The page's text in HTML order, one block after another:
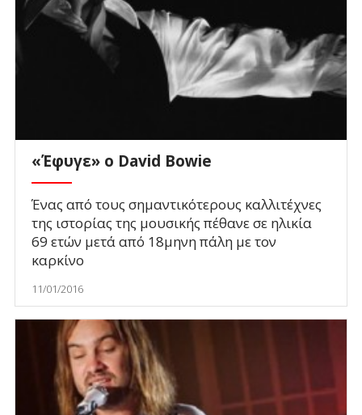
«Έφυγε» ο David Bowie
Ένας από τους σημαντικότερους καλλιτέχνες
της ιστορίας της μουσικής πέθανε σε ηλικία
69 ετών μετά από 18μηνη πάλη με τον
καρκίνο
11/01/2016